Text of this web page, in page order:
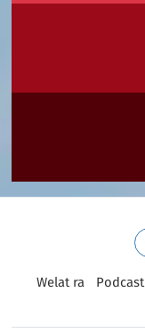
Welat ra Podcast